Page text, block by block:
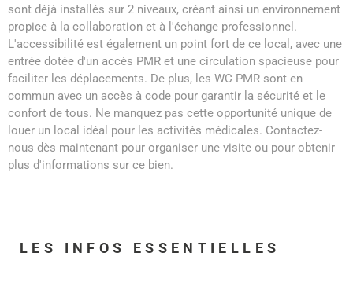
sont déjà installés sur 2 niveaux, créant ainsi un environnement
propice à la collaboration et à l'échange professionnel.
L'accessibilité est également un point fort de ce local, avec une
entrée dotée d'un accès PMR et une circulation spacieuse pour
faciliter les déplacements. De plus, les WC PMR sont en
commun avec un accès à code pour garantir la sécurité et le
confort de tous. Ne manquez pas cette opportunité unique de
louer un local idéal pour les activités médicales. Contactez-
nous dès maintenant pour organiser une visite ou pour obtenir
plus d'informations sur ce bien.
LES INFOS ESSENTIELLES